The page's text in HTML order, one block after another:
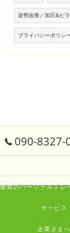
姿勢改善／加圧&ピ
プライバシーポリシ
090-8327-
サービス
企業さまへ